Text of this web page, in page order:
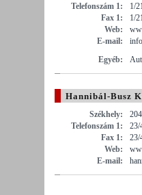
Telefonszám 1:
1/
Fax 1:
1/
Web:
E-mail:
Egyéb:
Hannibál-Busz
Székhely:
Telefonszám 1:
23/
Fax 1:
23/
Web:
E-mail: